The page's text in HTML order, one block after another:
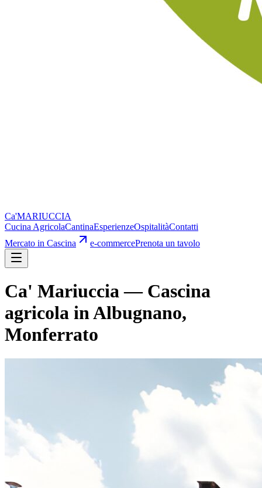
Ca'MARIUCCIA
Cucina AgricolaCantinaEsperienzeOspitalitàContatti
Mercato in Cascina
e-commercePrenota un tavolo
Ca' Mariuccia — Cascina
agricola in Albugnano,
Monferrato